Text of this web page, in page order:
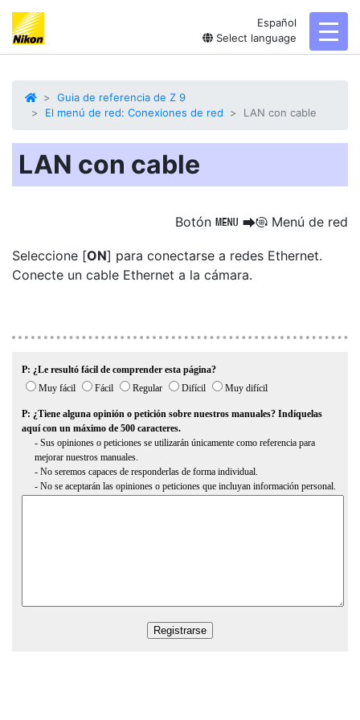
Español
Select language
Guia de referencia de Z 9
El menú de red: Conexiones de red
LAN con cable
LAN con cable
Botón G UF Menú de red
Seleccione [ON] para conectarse a redes Ethernet.
Conecte un cable Ethernet a la cámara.